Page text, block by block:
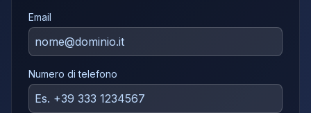
Email
Numero di telefono